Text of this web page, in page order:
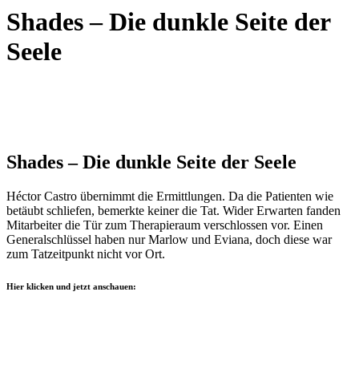
Shades – Die dunkle Seite der
Seele
Shades – Die dunkle Seite der Seele
Héctor Castro übernimmt die Ermittlungen. Da die Patienten wie
betäubt schliefen, bemerkte keiner die Tat. Wider Erwarten fanden
Mitarbeiter die Tür zum Therapieraum verschlossen vor. Einen
Generalschlüssel haben nur Marlow und Eviana, doch diese war
zum Tatzeitpunkt nicht vor Ort.
Hier klicken und jetzt anschauen: